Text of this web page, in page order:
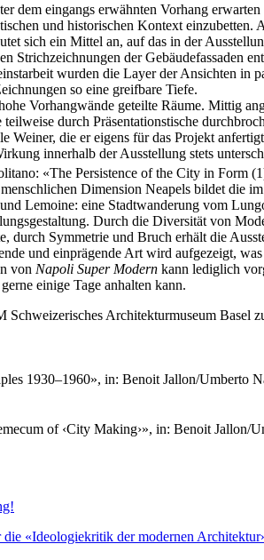
dem eingangs erwähnten Vorhang
und historischen Kontext
sich ein Mittel an, auf das in der
Strichzeichnungen der Gebäudefassaden
wurden die Layer der Ansichten in
so eine greifbare Tiefe.
Vorhangwände geteilte Räume. Mittig
durch Präsentationstische
die er eigens für das Projekt
innerhalb der Ausstellung stets
«The Persistence of the City in Form
Dimension Neapels bildet die
Lemoine: eine Stadtwanderung vom
Durch die Diversität von
durch Symmetrie und Bruch erhält die
und einprägende Art wird aufgezeigt,
von Napoli Super Modern kann lediglich
einige Tage anhalten kann.
Architekturmuseum Basel
1930–1960», in: Benoit Jallon/Umberto
of ‹City Making›», in: Benoit Jallon/
«Ideologiekritik der modernen